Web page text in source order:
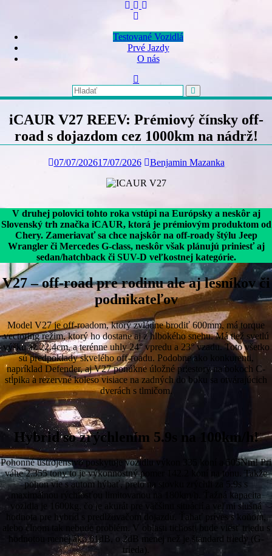
Skip
to
Testované Vozidlá
Prvé Jazdy
O nás
iCAUR V27 REEV: Prémiový čínsky off-
road s dojazdom cez 1000km na nádrž!
07/07/202617/07/2026 Benjamin Mazanka
V druhej polovici tohto roka vstúpi na Európsky a neskôr aj
Slovenský trh značka iCAUR, ktorá je prémiovým produktom od
Chery. Zameriavať sa chce najskôr na off-roady štýlu Jeep
Wrangler či Mercedes G-class, neskôr však plánujú priniesť aj
sedan/hatchback či SUV-D veľkostnej kategórie.
V27 – off-road pre rodinu ale aj lesníkov či
podnikateľov
Model V27 je off-roadom, ktorý zvládne brodiť 600mm, má torque
vectoring režim, ktorý ho dostane aj z hlbokého snehu. Má tiež svetlú
výšku až 22.4cm, a terénne uhly 24° vpredu a 23° vzadu. Toto všetko
sú predpoklady skvelého off-roadu. Podobne ako konkurenti,
napríklad Defender, aj V27 ponúkne úložné priestory na bokoch C-
stĺpika a rezervné koleso visiace na zadných do boku sa otvárajúcich
dverách s tlmičom.
Hybrid so zrýchlením 5.9s na 100km/h!
Pohonné ústrojenstvo poskytuje vozidlu výkon 335 koní a 505Nm! Pri
váhe 2.355 tony to je výkonnostný pomer 142.2 koní na tonu. Takže
pohon vie s autom hýbať, preto na stovku zrýchli za 5.9s s
maximálnou rýchlosťou limitovanou na 180km/h. Ťažná kapacita
vozidla je 1600kg, čo je akurát pre väčšinu situácií a veľmi slušná
hodnota pre hybrid s predlžovačom dojazdu. Ťahať príves s koňom,
alebo člnom tak nebude problém. V oblasti tichosti bude viesť triedu s
hodnotou menej ako 61dB, o 2dB menej než je štandard triedy (G-
trieda).